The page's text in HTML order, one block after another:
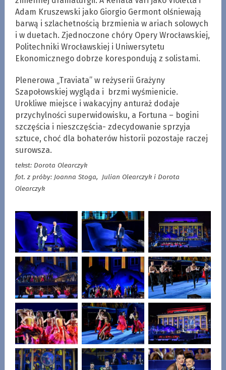
Adam Kruszewski jako Giorgio Germont olśniewają
barwą i szlachetnością brzmienia w ariach solowych
i w duetach. Zjednoczone chóry Opery Wrocławskiej,
Politechniki Wrocławskiej i Uniwersytetu
Ekonomicznego dobrze korespondują z solistami.
Plenerowa „Traviata” w reżyserii Grażyny
Szapołowskiej wygląda i brzmi wyśmienicie.
Urokliwe miejsce i wakacyjny anturaż dodaje
przychylności superwidowisku, a Fortuna – bogini
szczęścia i nieszczęścia- zdecydowanie sprzyja
sztuce, choć dla bohaterów historii pozostaje raczej
surowsza.
tekst: Dorota Olearczyk
fot. z próby: Joanna Stoga, Julian Olearczyk i Dorota
Olearczyk